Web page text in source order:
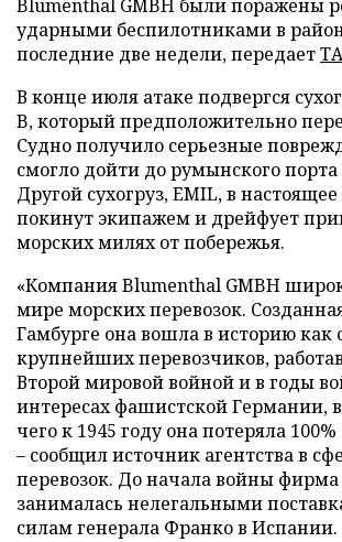
Blumenthal GMBH были поражены
ударными беспилотниками в
последние две недели, передает
В конце июля атаке подвергся
B, который предположительно
Судно получило серьезные
смогло дойти до румынского
Другой сухогруз, EMIL, в
покинут экипажем и дрейфует
морских милях от побережья.
«Компания Blumenthal GMBH
мире морских перевозок.
Гамбурге она вошла в историю как
крупнейших перевозчиков,
Второй мировой войной и в годы
интересах фашистской Германии, в
чего к 1945 году она потеряла 100%
– сообщил источник агентства в
перевозок. До начала войны
занималась нелегальными
силам генерала Франко в Испании.